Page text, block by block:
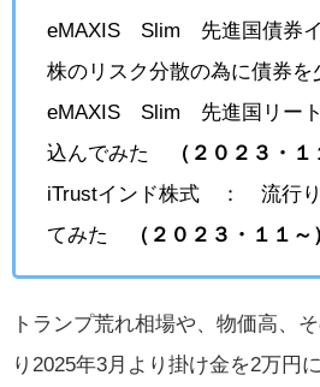
eMAXIS Slim 先進国債券
株のリスク分散の為に債券を
eMAXIS Slim 先進国リー
込んでみた
（２０２３・１
iTrustインド株式 ： 流行り
てみた
（２０２３・１１～
トランプ荒れ相場や、物価高、
り2025年3月より掛け金を2万円